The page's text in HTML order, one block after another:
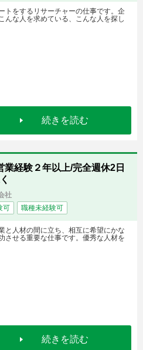
トをするリサーチャーの仕事です。企
んな人を求めている、こんな人を探し
続きを読む
業経験２年以上/完全週休2日
社
可 職種未経験可
と人材の間に立ち、相互に希望にかな
させる重要な仕事です。優秀な人材を
続きを読む